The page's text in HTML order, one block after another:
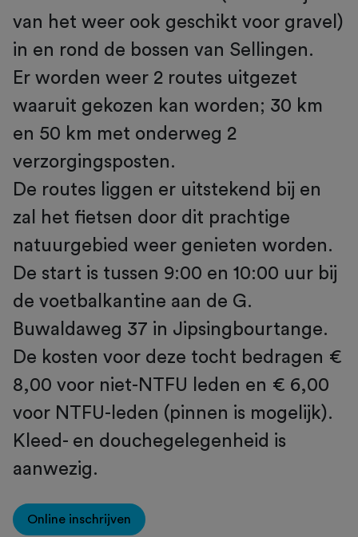
van het weer ook geschikt voor gravel)
in en rond de bossen van Sellingen.
Er worden weer 2 routes uitgezet
waaruit gekozen kan worden; 30 km
en 50 km met onderweg 2
verzorgingsposten.
De routes liggen er uitstekend bij en
zal het fietsen door dit prachtige
natuurgebied weer genieten worden.
De start is tussen 9:00 en 10:00 uur bij
de voetbalkantine aan de G.
Buwaldaweg 37 in Jipsingbourtange.
De kosten voor deze tocht bedragen €
8,00 voor niet-NTFU leden en € 6,00
voor NTFU-leden (pinnen is mogelijk).
Kleed- en douchegelegenheid is
aanwezig.
Online inschrijven